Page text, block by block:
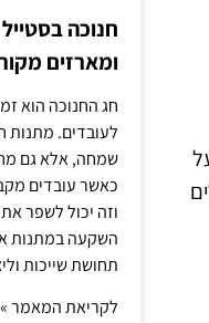
חנוכה
ומארזים
חג החנוכה הוא
לעובדים. מתנות
שמחה, אלא גם
כאשר עובדים
וזה יכול לשפר
השקעה במתנות
תחושת שייכות
לקריאת המאמר »